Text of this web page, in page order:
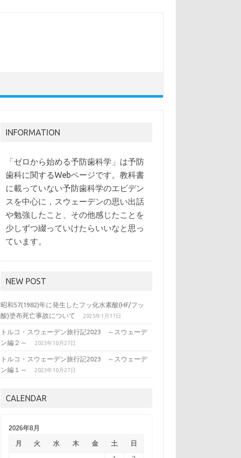
INFORMATION
「ゼロから始める予防歯科学」は予防
歯科に関するWebページです。教科書
に載っていない予防歯科学のエビデン
スを中心に，スウェーデンの思い出話
や勉強したこと、その他感じたことを
少しずつ綴っていけたらいいなと思っ
ています。
NEW POST
昭和57(1982)年に発生したフッ化水素酸(HF/フッ
酸)塗布死亡事故について
2025年1月17日
トルコ・スウェーデン旅行記2023 ～スウェーデ
ン編２～
2023年10月27日
トルコ・スウェーデン旅行記2023 ～スウェーデ
ン編１～
2023年10月27日
CALENDAR
2026年8月
月
火 水 木 金 土
日